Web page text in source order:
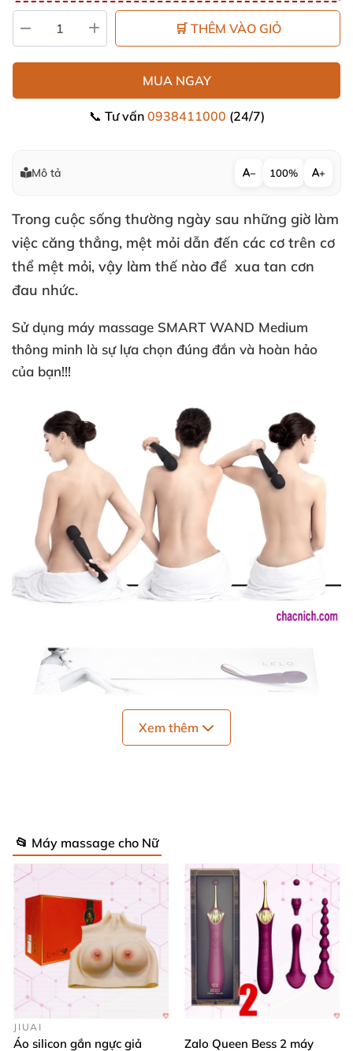
🛒 THÊM VÀO GIỎ
MUA NGAY
📞 Tư vấn 0938411000 (24/7)
Mô tả − 100% +
Trong cuộc sống thường ngày sau những giờ làm
việc căng thẳng, mệt mỏi dẫn đến các cơ trên cơ
thể mệt mỏi, vậy làm thế nào để xua tan cơn
đau nhức.
Sử dụng máy massage SMART WAND Medium
thông minh là sự lựa chọn đúng đắn và hoàn hảo
của bạn!!!
Máy massage tình yêu Lelo SMART WAND Large
máy rung uyển chuyển dọc theo cơ thể mang lại cho
bạn sự thư giãn cao nhất
. Rung êm ái đến rung
mạnh ở nhiều chế độmà không gây ồn.
Xem thêm
📂 Máy massage cho Nữ
JIUAI
Áo silicon gắn ngực giả
Zalo Queen Bess 2 máy